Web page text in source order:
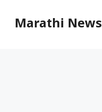
Marathi News